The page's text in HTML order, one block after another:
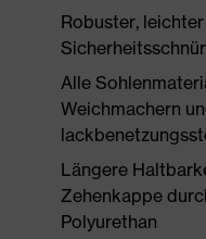
Robuster,
Alle
Weichmachern
Längere
Zehenkappe
Polyurethan